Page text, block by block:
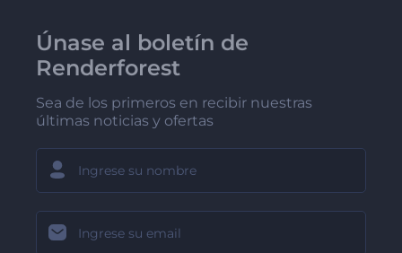
Únase al boletín de
Renderforest
Sea de los primeros en recibir nuestras
últimas noticias y ofertas